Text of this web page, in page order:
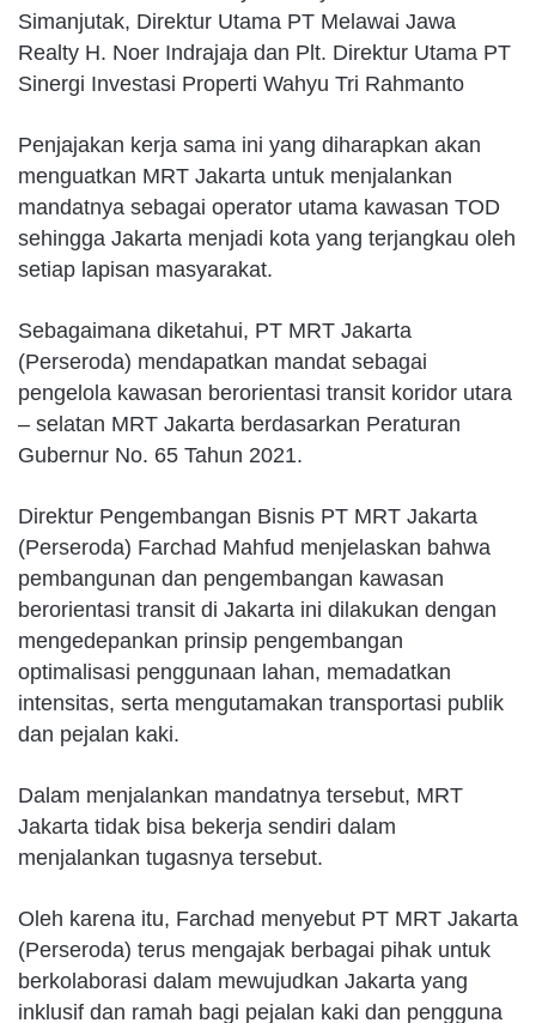
Simanjutak, Direktur Utama PT Melawai Jawa
Realty H. Noer Indrajaja dan Plt. Direktur Utama PT
Sinergi Investasi Properti Wahyu Tri Rahmanto
Penjajakan kerja sama ini yang diharapkan akan
menguatkan MRT Jakarta untuk menjalankan
mandatnya sebagai operator utama kawasan TOD
sehingga Jakarta menjadi kota yang terjangkau oleh
setiap lapisan masyarakat.
Sebagaimana diketahui, PT MRT Jakarta
(Perseroda) mendapatkan mandat sebagai
pengelola kawasan berorientasi transit koridor utara
– selatan MRT Jakarta berdasarkan Peraturan
Gubernur No. 65 Tahun 2021.
Direktur Pengembangan Bisnis PT MRT Jakarta
(Perseroda) Farchad Mahfud menjelaskan bahwa
pembangunan dan pengembangan kawasan
berorientasi transit di Jakarta ini dilakukan dengan
mengedepankan prinsip pengembangan
optimalisasi penggunaan lahan, memadatkan
intensitas, serta mengutamakan transportasi publik
dan pejalan kaki.
Dalam menjalankan mandatnya tersebut, MRT
Jakarta tidak bisa bekerja sendiri dalam
menjalankan tugasnya tersebut.
Oleh karena itu, Farchad menyebut PT MRT Jakarta
(Perseroda) terus mengajak berbagai pihak untuk
berkolaborasi dalam mewujudkan Jakarta yang
inklusif dan ramah bagi pejalan kaki dan pengguna